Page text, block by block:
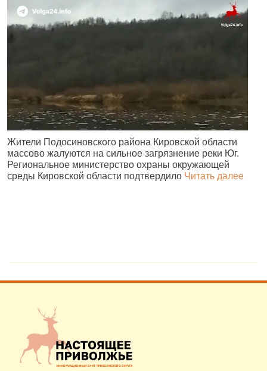
Жители Подосиновского района Кировской области
массово жалуются на сильное загрязнение реки Юг.
Региональное министерство охраны окружающей
среды Кировской области подтвердило Читать далее